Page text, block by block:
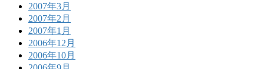
2007年3月
2007年2月
2007年1月
2006年12月
2006年10月